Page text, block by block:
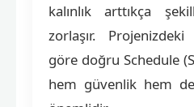
kalınlık arttıkça
zorlaşır. Projenizdeki
göre doğru Schedule
hem güvenlik hem de